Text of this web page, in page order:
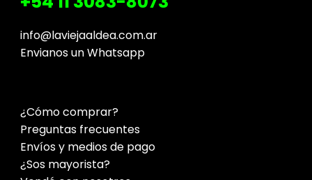
info@laviejaaldea.com.ar
Envianos un Whatsapp
¿Cómo comprar?
Preguntas frecuentes
Envíos y medios de pago
¿Sos mayorista?